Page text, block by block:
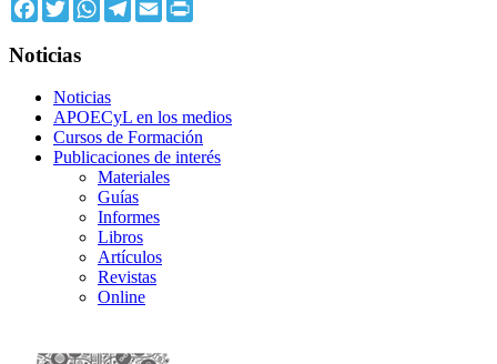
Noticias
Noticias
APOECyL en los medios
Cursos de Formación
Publicaciones de interés
Materiales
Guías
Informes
Libros
Artículos
Revistas
Online